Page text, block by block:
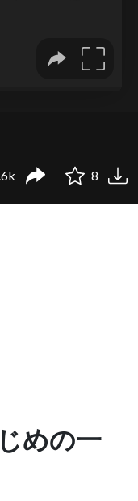
8
めの一